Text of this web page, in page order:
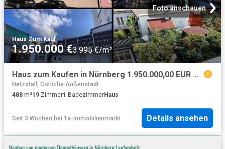
Foto anschauen
Haus·Zum Kauf
1.950.000 €3.995 €/m²
Haus zum Kaufen in Nürnberg 1.950.000,00 EUR 488.57 m²
Netzstall, Östliche Außenstadt
488 m²19 Zimmer1 BadezimmerHaus
Seit 3 Wochen bei 1a-Immobilienmarkt Details ansehen